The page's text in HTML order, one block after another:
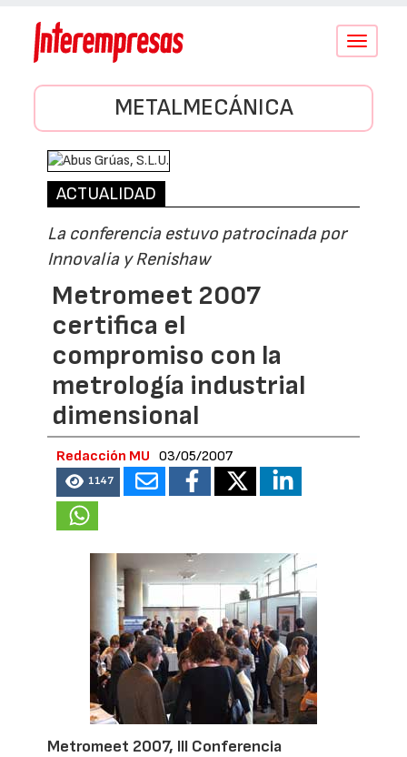
Conmutar
METALMECÁNICA
ACTUALIDAD
La conferencia estuvo patrocinada por
Innovalia y Renishaw
Metromeet 2007
certifica el
compromiso con la
metrología industrial
dimensional
Redacción MU 03/05/2007
1147
Metromeet 2007, III Conferencia